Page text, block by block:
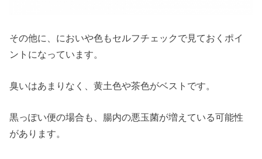
その他に、においや色もセルフチェックで見ておくポイ
ントになっています。
臭いはあまりなく、黄土色や茶色がベストです。
黒っぽい便の場合も、腸内の悪玉菌が増えている可能性
があります。